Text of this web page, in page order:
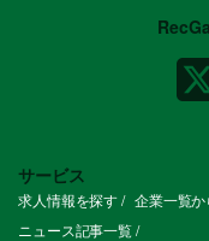
サービス
求人情報を探す 企業一覧
ニュース記事一覧